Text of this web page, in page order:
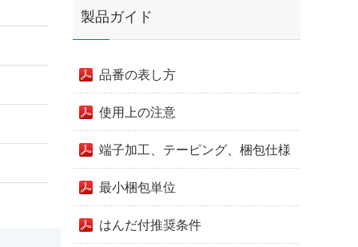
製品ガイド
品番の表し方
使用上の注意
端子加工、テーピング、梱包仕様
最小梱包単位
はんだ付推奨条件